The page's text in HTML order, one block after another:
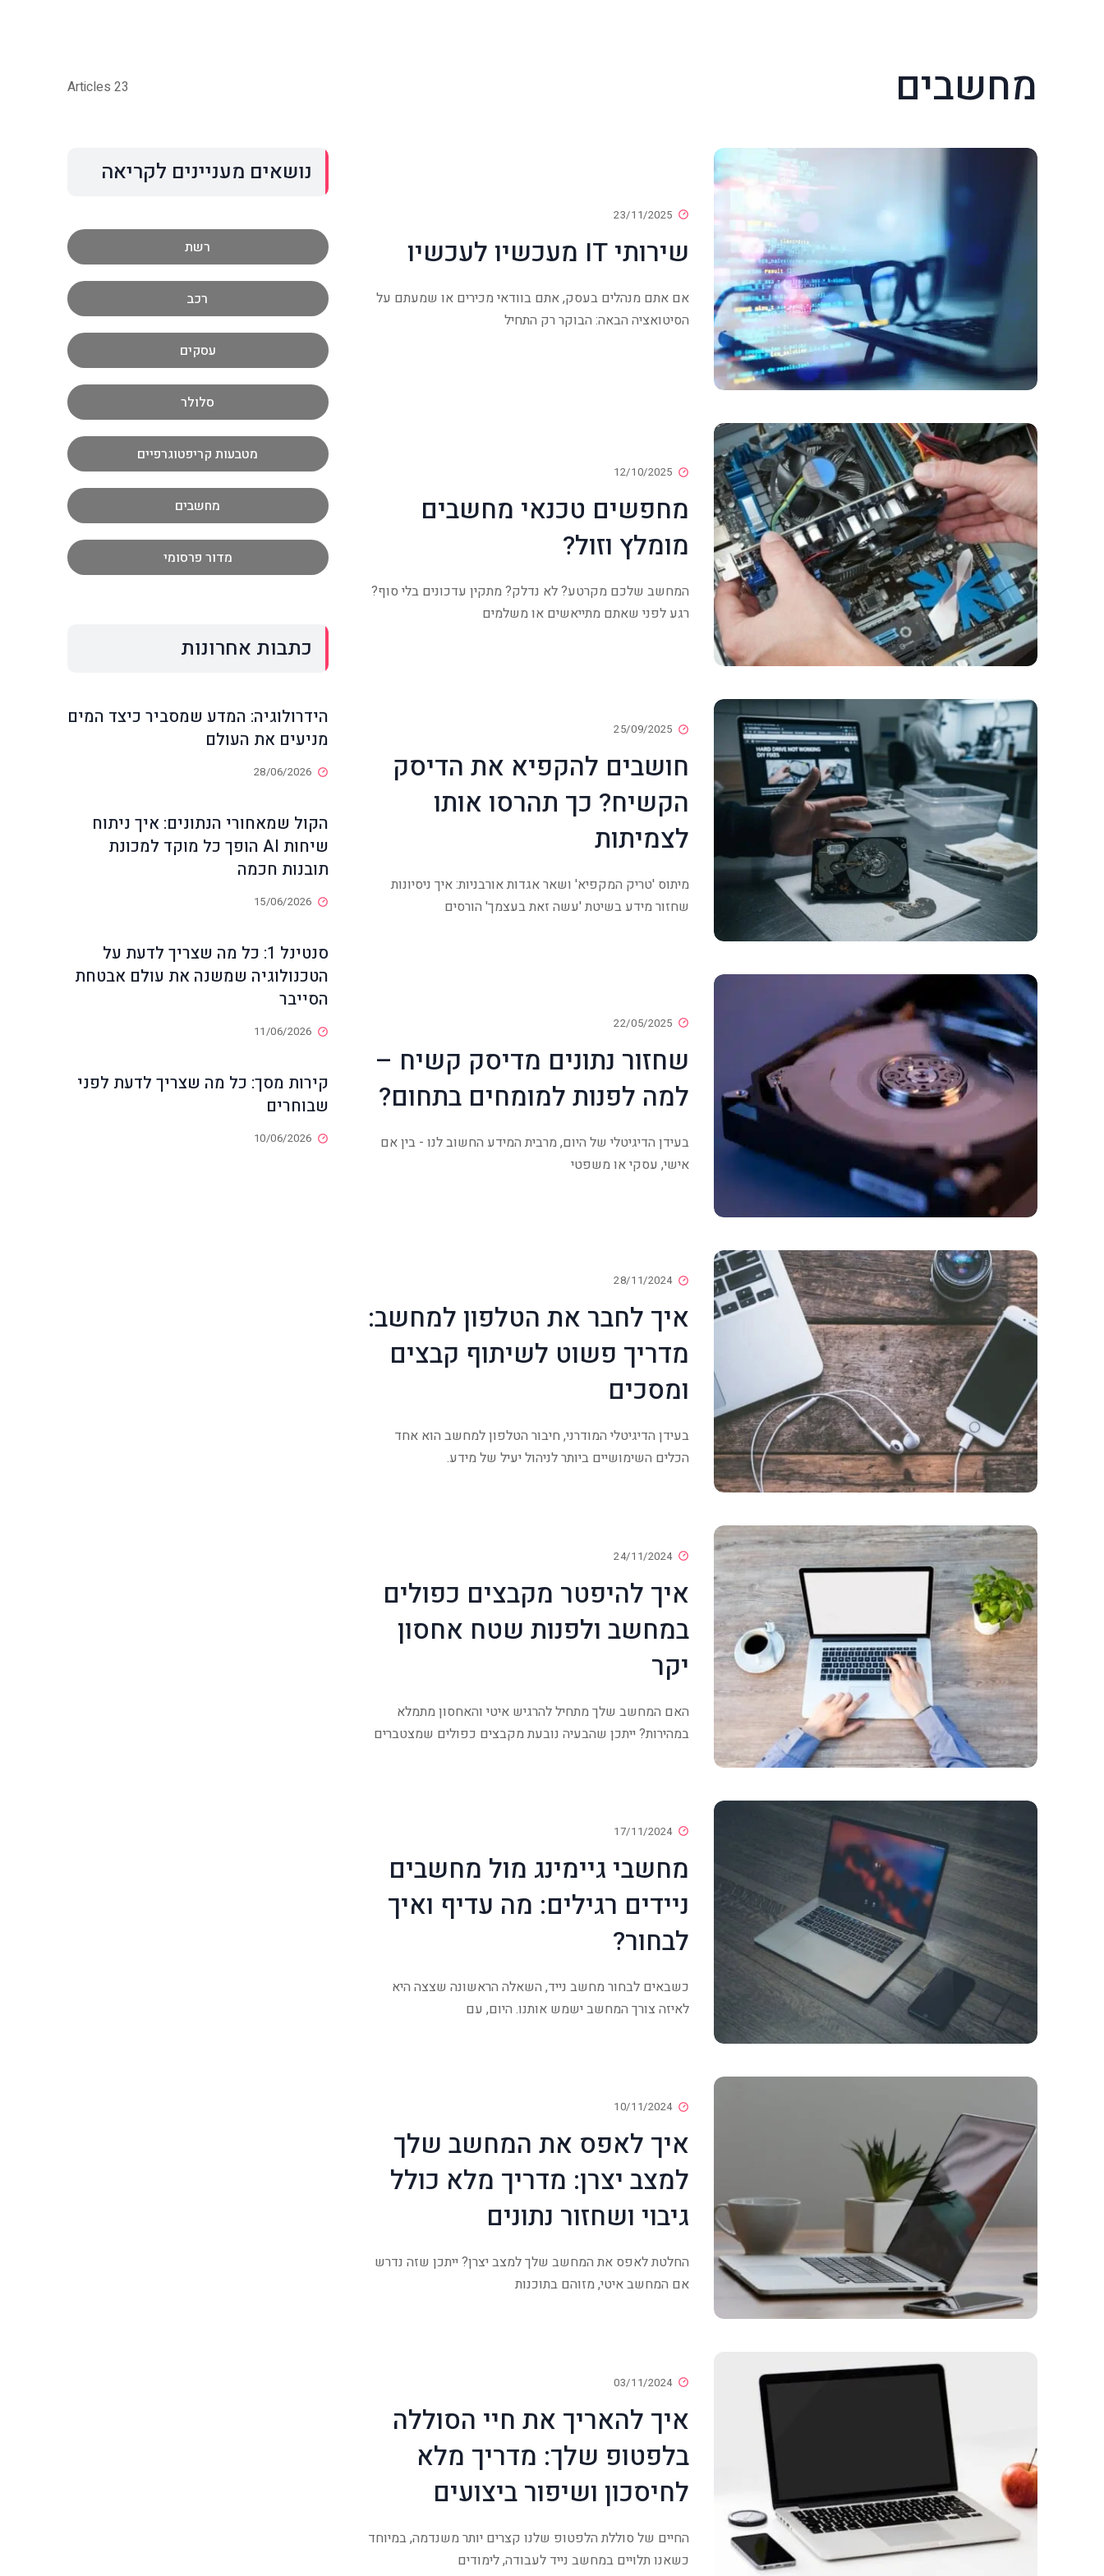
מחשבים 23 Articles
23/11/2025
שירותי IT מעכשיו לעכשיו
אם אתם מנהלים בעסק, אתם בוודאי מכירים או שמעתם על
הסיטואציה הבאה: הבוקר רק התחיל
12/10/2025
מחפשים טכנאי מחשבים
מומלץ וזול?
המחשב שלכם מקרטע? לא נדלק? מתקין עדכונים בלי סוף?
רגע לפני שאתם מתייאשים או משלמים
25/09/2025
חושבים להקפיא את הדיסק
הקשיח? כך תהרסו אותו
לצמיתות
מיתוס 'טריק המקפיא' ושאר אגדות אורבניות: איך ניסיונות
שחזור מידע בשיטת 'עשה זאת בעצמך' הורסים
22/05/2025
שחזור נתונים מדיסק קשיח –
למה לפנות למומחים בתחום?
בעידן הדיגיטלי של היום, מרבית המידע החשוב לנו - בין אם
אישי, עסקי או משפטי
28/11/2024
איך לחבר את הטלפון למחשב:
מדריך פשוט לשיתוף קבצים
ומסכים
בעידן הדיגיטלי המודרני, חיבור הטלפון למחשב הוא אחד
הכלים השימושיים ביותר לניהול יעיל של מידע.
24/11/2024
איך להיפטר מקבצים כפולים
במחשב ולפנות שטח אחסון
יקר
האם המחשב שלך מתחיל להרגיש איטי והאחסון מתמלא
במהירות? ייתכן שהבעיה נובעת מקבצים כפולים שמצטברים
17/11/2024
מחשבי גיימינג מול מחשבים
ניידים רגילים: מה עדיף ואיך
לבחור?
כשבאים לבחור מחשב נייד, השאלה הראשונה שצצה היא
לאיזה צורך המחשב ישמש אותנו. היום, עם
10/11/2024
איך לאפס את המחשב שלך
למצב יצרן: מדריך מלא כולל
גיבוי ושחזור נתונים
החלטת לאפס את המחשב שלך למצב יצרן? ייתכן שזה נדרש
אם המחשב איטי, מזוהם בתוכנות
03/11/2024
איך להאריך את חיי הסוללה
בלפטופ שלך: מדריך מלא
לחיסכון ושיפור ביצועים
החיים של סוללת הלפטופ שלנו קצרים יותר משנדמה, במיוחד
כשאנו תלויים במחשב נייד לעבודה, לימודים
נושאים מעניינים לקריאה
רשת
רכב
עסקים
סלולר
מטבעות קריפטוגרפיים
מחשבים
מדור פרסומי
כתבות אחרונות
הידרולוגיה: המדע שמסביר כיצד המים
מניעים את העולם
28/06/2026
הקול שמאחורי הנתונים: איך ניתוח
שיחות AI הופך כל מוקד למכונת
תובנות חכמה
15/06/2026
סנטינל 1: כל מה שצריך לדעת על
הטכנולוגיה שמשנה את עולם אבטחת
הסייבר
11/06/2026
קירות מסך: כל מה שצריך לדעת לפני
שבוחרים
10/06/2026